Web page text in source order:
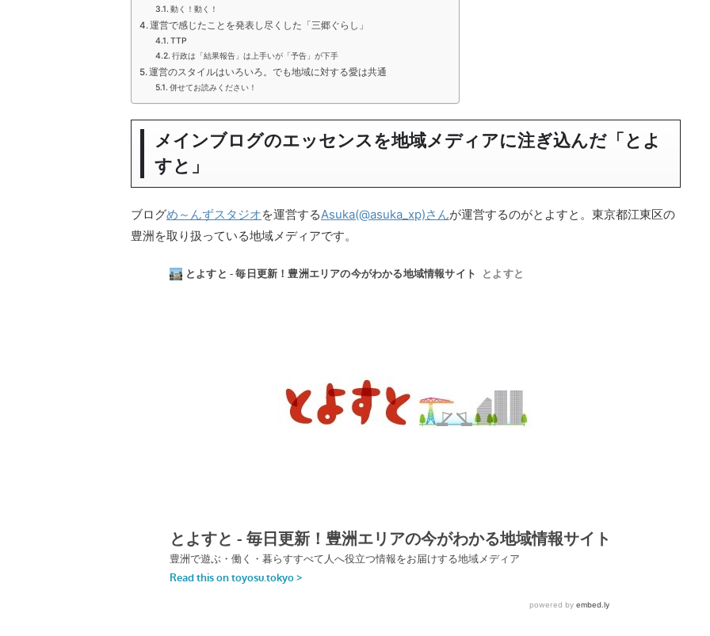
動く！動く！
運営で感じたことを発表し尽くした「三郷ぐらし」
TTP
行政は「結果報告」は上手いが「予告」が下手
運営のスタイルはいろいろ。でも地域に対する愛は共通
併せてお読みください！
メインブログのエッセンスを地域メディアに注ぎ込んだ「とよ
すと」
ブログめ～んずスタジオを運営するAsuka(@asuka_xp)さんが運営するのがとよすと。東京都江東区の
豊洲を取り扱っている地域メディアです。